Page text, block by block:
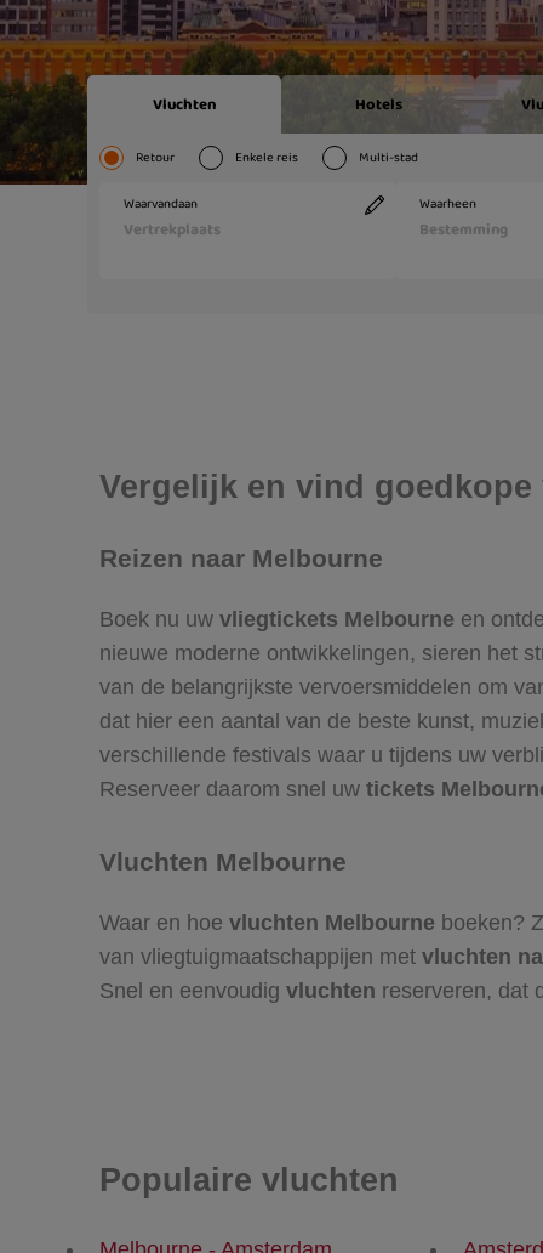
Vergelijk en vind
Reizen naar Melbourne
Boek nu uw vliegtickets Melbourne en
nieuwe moderne ontwikkelingen, sieren het
van de belangrijkste vervoersmiddelen om
dat hier een aantal van de beste kunst,
verschillende festivals waar u tijdens uw
Reserveer daarom snel uw tickets
Vluchten Melbourne
Waar en hoe vluchten Melbourne boeken?
van vliegtuigmaatschappijen met vluchten
Snel en eenvoudig vluchten reserveren, dat
Populaire vluchten